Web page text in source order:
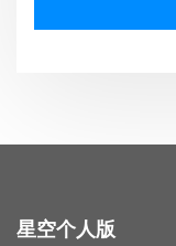
星空个人版